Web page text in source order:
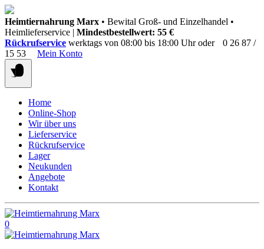
Springen
Sie
zum
Inhalt
Heimtiernahrung Marx • Bewital Groß- und Einzelhandel •
Heimlieferservice | Mindestbestellwert: 55 €
Rückrufservice werktags von 08:00 bis 18:00 Uhr oder
0 26 87 /
15 53
Mein Konto
Home
Online-Shop
Wir über uns
Lieferservice
Rückrufservice
Lager
Neukunden
Angebote
Kontakt
0